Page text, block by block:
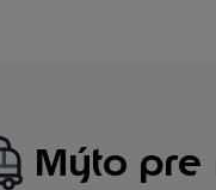
Mýto pre